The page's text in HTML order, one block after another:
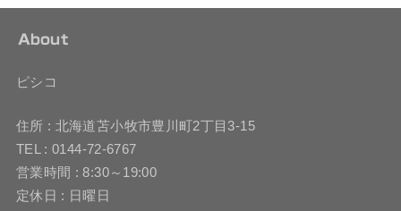
About
ピシコ
住所 : 北海道苫小牧市豊川町2丁目3-15
TEL : 0144-72-6767
営業時間 : 8:30～19:00
定休日 : 日曜日